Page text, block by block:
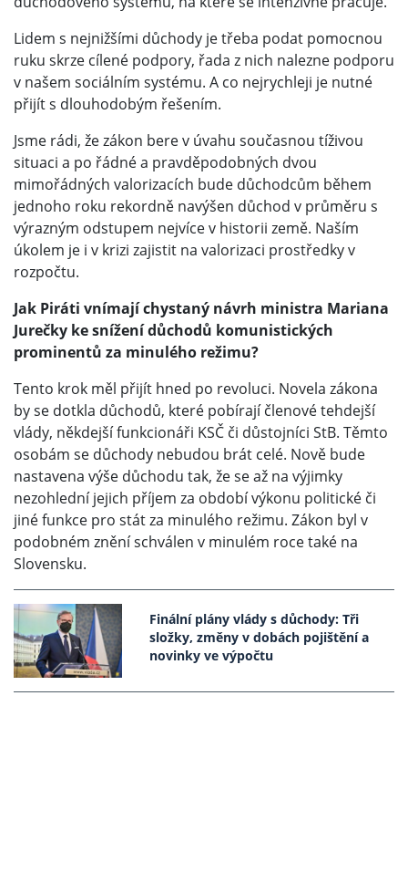
Lidem s nejnižšími důchody je třeba podat pomocnou
ruku skrze cílené podpory, řada z nich nalezne podporu
v našem sociálním systému. A co nejrychleji je nutné
přijít s dlouhodobým řešením.
Jsme rádi, že zákon bere v úvahu současnou tíživou
situaci a po řádné a pravděpodobných dvou
mimořádných valorizacích bude důchodcům během
jednoho roku rekordně navýšen důchod v průměru s
výrazným odstupem nejvíce v historii země. Naším
úkolem je i v krizi zajistit na valorizaci prostředky v
rozpočtu.
Jak Piráti vnímají chystaný návrh ministra Mariana
Jurečky ke snížení důchodů komunistických
prominentů za minulého režimu?
Tento krok měl přijít hned po revoluci. Novela zákona
by se dotkla důchodů, které pobírají členové tehdejší
vlády, někdejší funkcionáři KSČ či důstojníci StB. Těmto
osobám se důchody nebudou brát celé. Nově bude
nastavena výše důchodu tak, že se až na výjimky
nezohlední jejich příjem za období výkonu politické či
jiné funkce pro stát za minulého režimu. Zákon byl v
podobném znění schválen v minulém roce také na
Slovensku.
Finální plány vlády s důchody: Tři
složky, změny v dobách pojištění a
novinky ve výpočtu